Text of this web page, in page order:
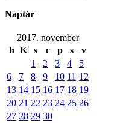
Naptár
2017. november
h K s c p s
v
1
2 3 4
5
6
7 8 9 10 11 12
13 14 15 16 17 18 19
20 21 22 23 24 25 26
27 28 29 30